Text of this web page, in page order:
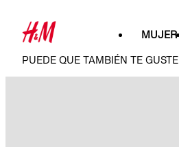
MUJER
PUEDE QUE TAMBIÉN TE GUSTE